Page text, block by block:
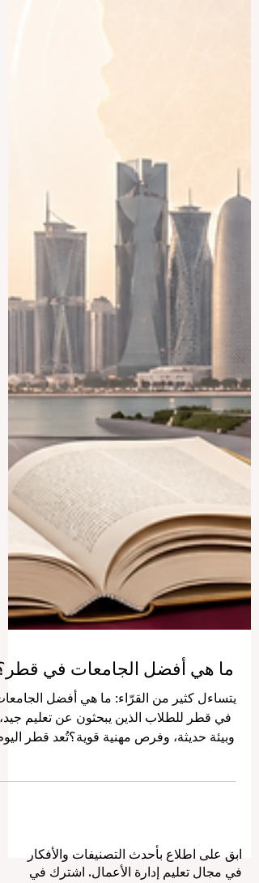
ما هي أفضل الجامعات في
يتساءل كثير من القرّاء: ما هي أفضل
في قطر للطلاب الذين يبحثون عن تعليم
من أهم المراكز التعليمية الصاعدة في
البحثية، والفروع الدولية التي تقدم برامج
متنوعة في مجالات مثل الطب، والهندسة،